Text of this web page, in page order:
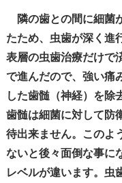
隣の歯との間に細菌
たため、虫歯が深く進
表層の虫歯治療だけで
で進んだので、強い痛
した歯髄（神経）を除
歯髄は細菌に対して防
待出来ません。このよ
ないと後々面倒な事に
レベルが違います。虫